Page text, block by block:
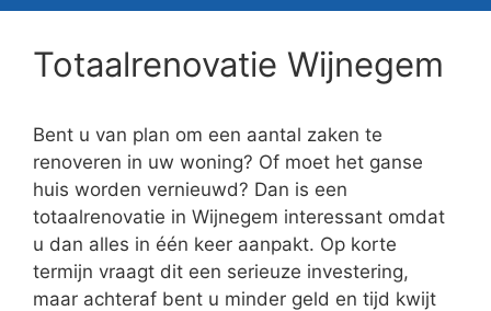
Totaalrenovatie Wijnegem
Bent u van plan om een aantal zaken te
renoveren in uw woning? Of moet het ganse
huis worden vernieuwd? Dan is een
totaalrenovatie in Wijnegem interessant omdat
u dan alles in één keer aanpakt. Op korte
termijn vraagt dit een serieuze investering,
maar achteraf bent u minder geld en tijd kwijt